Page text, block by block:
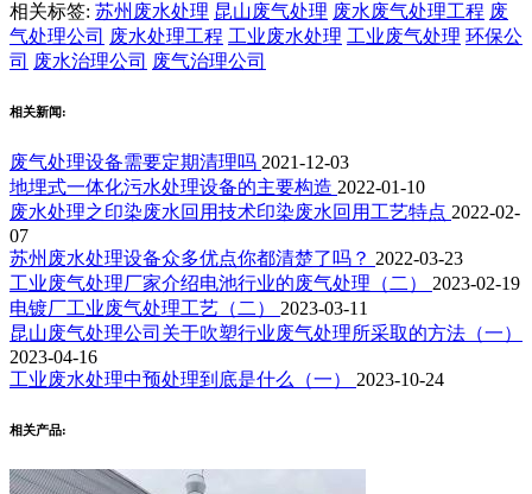
相关标签: 苏州废水处理 昆山废气处理 废水废气处理工程 废
气处理公司 废水处理工程 工业废水处理 工业废气处理 环保公
司 废水治理公司 废气治理公司
相关新闻:
废气处理设备需要定期清理吗 2021-12-03
地埋式一体化污水处理设备的主要构造 2022-01-10
废水处理之印染废水回用技术印染废水回用工艺特点 2022-02-
07
苏州废水处理设备众多优点你都清楚了吗？ 2022-03-23
工业废气处理厂家介绍电池行业的废气处理（二） 2023-02-19
电镀厂工业废气处理工艺（二） 2023-03-11
昆山废气处理公司关于吹塑行业废气处理所采取的方法（一）
2023-04-16
工业废水处理中预处理到底是什么（一） 2023-10-24
相关产品: